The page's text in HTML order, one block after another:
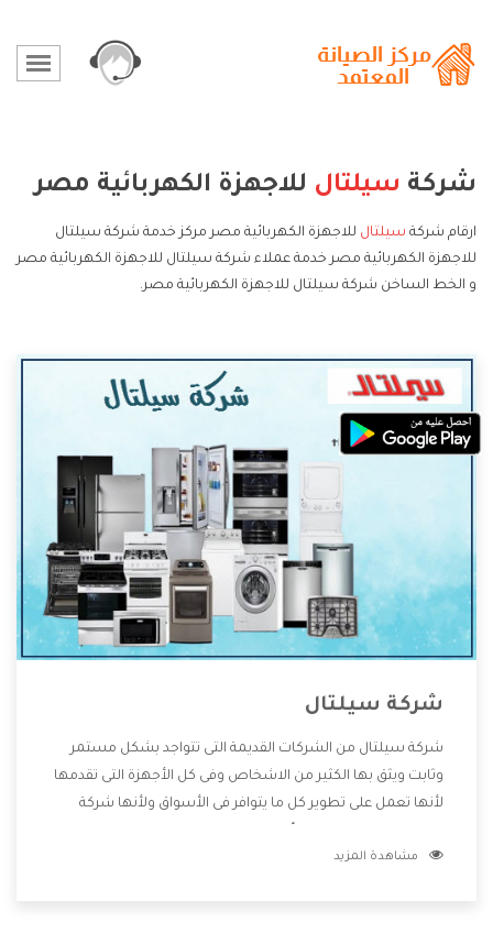
شركة سيلتال للاجهزة الكهربائية مصر
ارقام شركة سيلتال للاجهزة الكهربائية مصر مركز خدمة شركة سيلتال
للاجهزة الكهربائية مصر خدمة عملاء شركة سيلتال للاجهزة الكهربائية مصر
و الخط الساخن شركة سيلتال للاجهزة الكهربائية مصر.
شركة سيلتال
شركة سيلتال من الشركات القديمة التى تتواجد بشكل مستمر
وثابت ويثق بها الكثير من الاشخاص وفى كل الأجهزة التى تقدمها
لأنها تعمل على تطوير كل ما يتوافر فى الأسواق ولأنها شركة
وتقدم للعملاء أقوى العروض والخصومات التى تسهل على
مشاهدة المزيد